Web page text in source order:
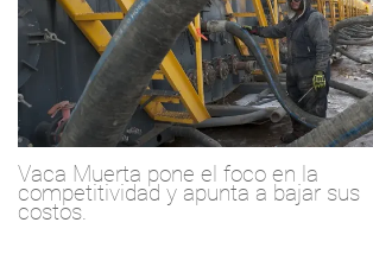
Vaca Muerta pone el foco en la
competitividad y apunta a bajar sus
costos.